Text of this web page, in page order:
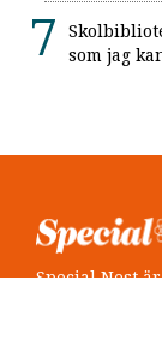
som jag
Special Nest